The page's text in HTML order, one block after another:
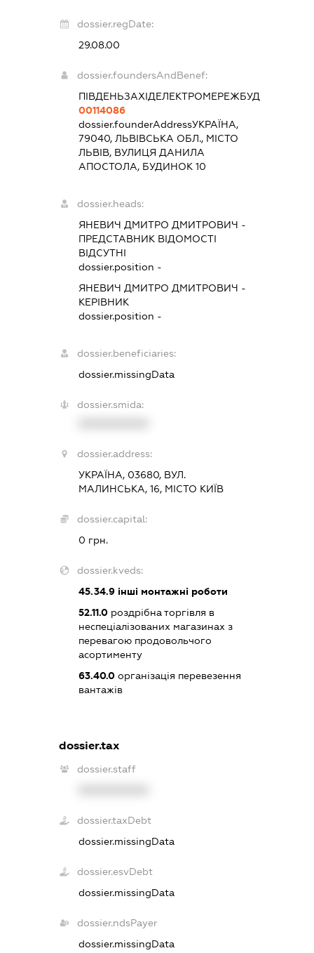
dossier.regDate:
29.08.00
dossier.foundersAndBenef:
ПІВДЕНЬЗАХІДЕЛЕКТРОМЕРЕЖБУД
00114086
dossier.founderAddressУКРАЇНА,
79040, ЛЬВІВСЬКА ОБЛ., МІСТО
ЛЬВІВ, ВУЛИЦЯ ДАНИЛА
АПОСТОЛА, БУДИНОК 10
dossier.heads:
ЯНЕВИЧ ДМИТРО ДМИТРОВИЧ -
ПРЕДСТАВНИК ВІДОМОСТІ
ВІДСУТНІ
dossier.position -
ЯНЕВИЧ ДМИТРО ДМИТРОВИЧ -
КЕРІВНИК
dossier.position -
dossier.beneficiaries:
dossier.missingData
dossier.smida:
dossier.address:
УКРАЇНА, 03680, ВУЛ.
МАЛИНСЬКА, 16, МІСТО КИЇВ
dossier.capital:
0 грн.
dossier.kveds:
45.34.9інші монтажні роботи
52.11.0роздрібна торгівля в
неспеціалізованих магазинах з
перевагою продовольчого
асортименту
63.40.0організація перевезення
вантажів
dossier.tax
dossier.staff
dossier.taxDebt
dossier.missingData
dossier.esvDebt
dossier.missingData
dossier.ndsPayer
dossier.missingData